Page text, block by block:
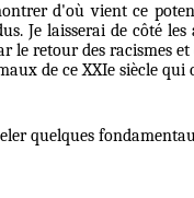
d'où vient ce
Je laisserai de côté
le retour des racismes
de ce XXIe siècle qui
quelques